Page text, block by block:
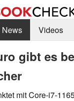
News Videos
gibt es
mit Core-i7-